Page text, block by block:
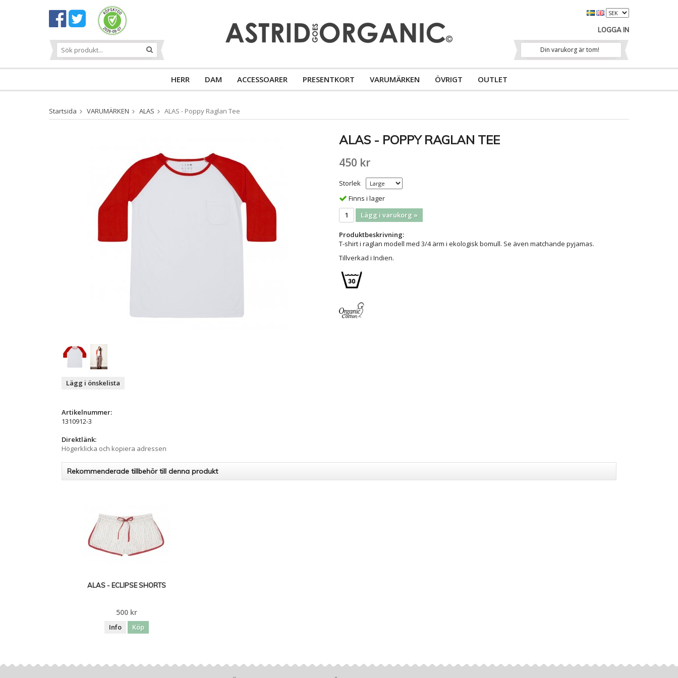
LOGGA IN
Din varukorg är tom!
HERR DAM ACCESSOARER PRESENTKORT VARUMÄRKEN ÖVRIGT OUTLET
Startsida VARUMÄRKEN ALAS ALAS - Poppy Raglan Tee
ALAS - POPPY RAGLAN TEE
450 kr
Storlek
Finns i lager
Lägg i varukorg »
Produktbeskrivning:
T-shirt i raglan modell med 3/4 ärm i ekologisk bomull. Se även matchande pyjamas.
Tillverkad i Indien.
Lägg i önskelista
Artikelnummer:
1310912-3
Direktlänk:
Högerklicka och kopiera adressen
Rekommenderade tillbehör till denna produkt
ALAS - ECLIPSE SHORTS
500 kr
Info Köp